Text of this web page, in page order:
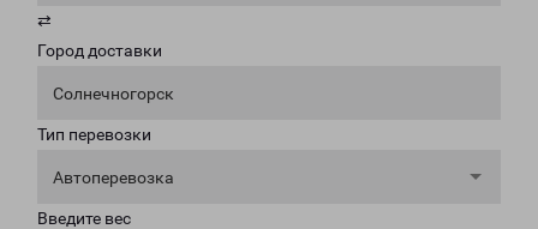
⇄
Город доставки
Солнечногорск
Тип перевозки
Автоперевозка
Введите вес